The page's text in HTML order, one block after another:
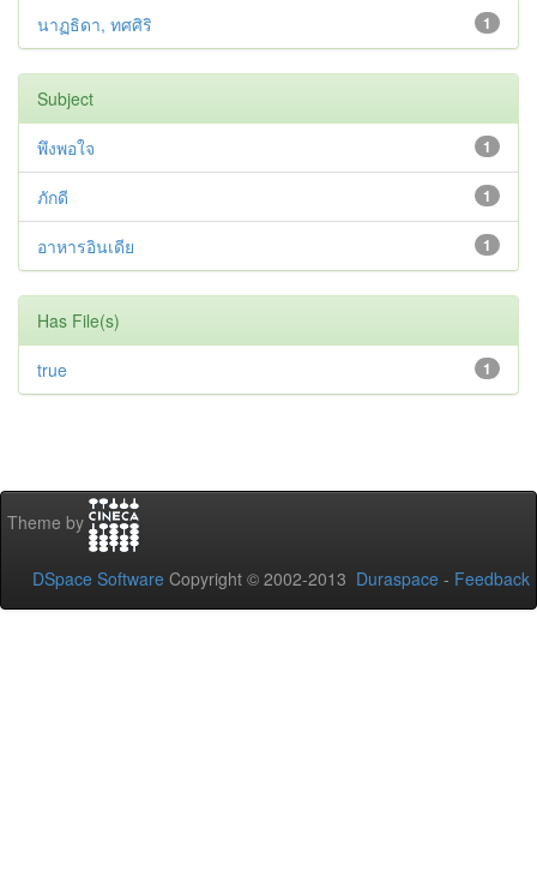
1
นาฏธิดา, ทศศิริ
Subject
1
พึงพอใจ
1
ภักดี
1
อาหารอินเดีย
Has File(s)
1
true
Theme by
DSpace Software Copyright © 2002-2013 Duraspace - Feedback